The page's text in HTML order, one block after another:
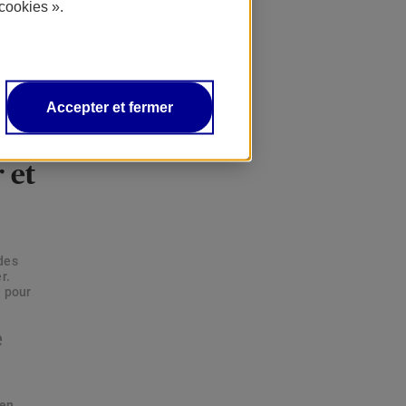
».
Accepter et fermer
et
pour